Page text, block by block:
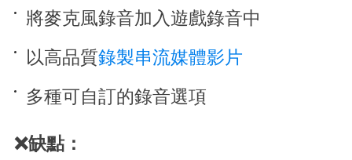
將麥克風錄音加入遊戲錄音中
以高品質錄製串流媒體影片
多種可自訂的錄音選項
❌缺點：